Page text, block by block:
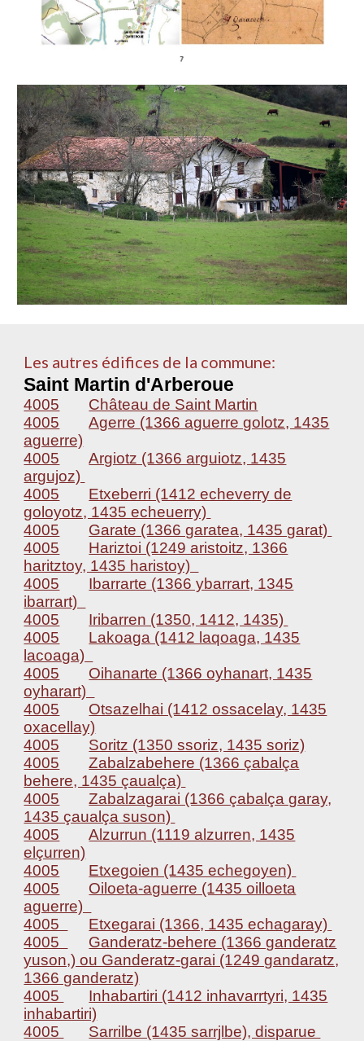
Les autres édifices de la commune:
Saint Martin d'Arberoue
4005
Château de Saint Martin
4005
Agerre (1366 aguerre golotz, 1435
aguerre)
4005
Argiotz (1366 arguiotz, 1435
argujoz)
4005
Etxeberri (1412 echeverry de
goloyotz, 1435 echeuerry)
4005
Garate (1366 garatea, 1435 garat)
4005
Hariztoi (1249 aristoitz, 1366
haritztoy, 1435 haristoy)
4005
Ibarrarte (1366 ybarrart, 1345
ibarrart)
4005
Iribarren (1350, 1412, 1435)
4005
Lakoaga (1412 laqoaga, 1435
lacoaga)
4005
Oihanarte (1366 oyhanart, 1435
oyharart)
4005
Otsazelhai (1412 ossacelay, 1435
oxacellay)
4005
Soritz (1350 ssoriz, 1435 soriz)
4005
Zabalzabehere (1366 çabalça
behere, 1435 çaualça)
4005
Zabalzagarai (1366 çabalça garay,
1435 çaualça suson)
4005
Alzurrun (1119 alzurren, 1435
elçurren)
4005
Etxegoien (1435 echegoyen)
4005
Oiloeta-aguerre (1435 oilloeta
aguerre)
4005
Etxegarai (1366, 1435 echagaray)
4005
Ganderatz-behere (1366 ganderatz
yuson,) ou Ganderatz-garai (1249 gandaratz,
1366 ganderatz)
4005
Inhabartiri (1412 inhavarrtyri, 1435
inhabartiri)
4005
Sarrilbe (1435 sarrjlbe), disparue